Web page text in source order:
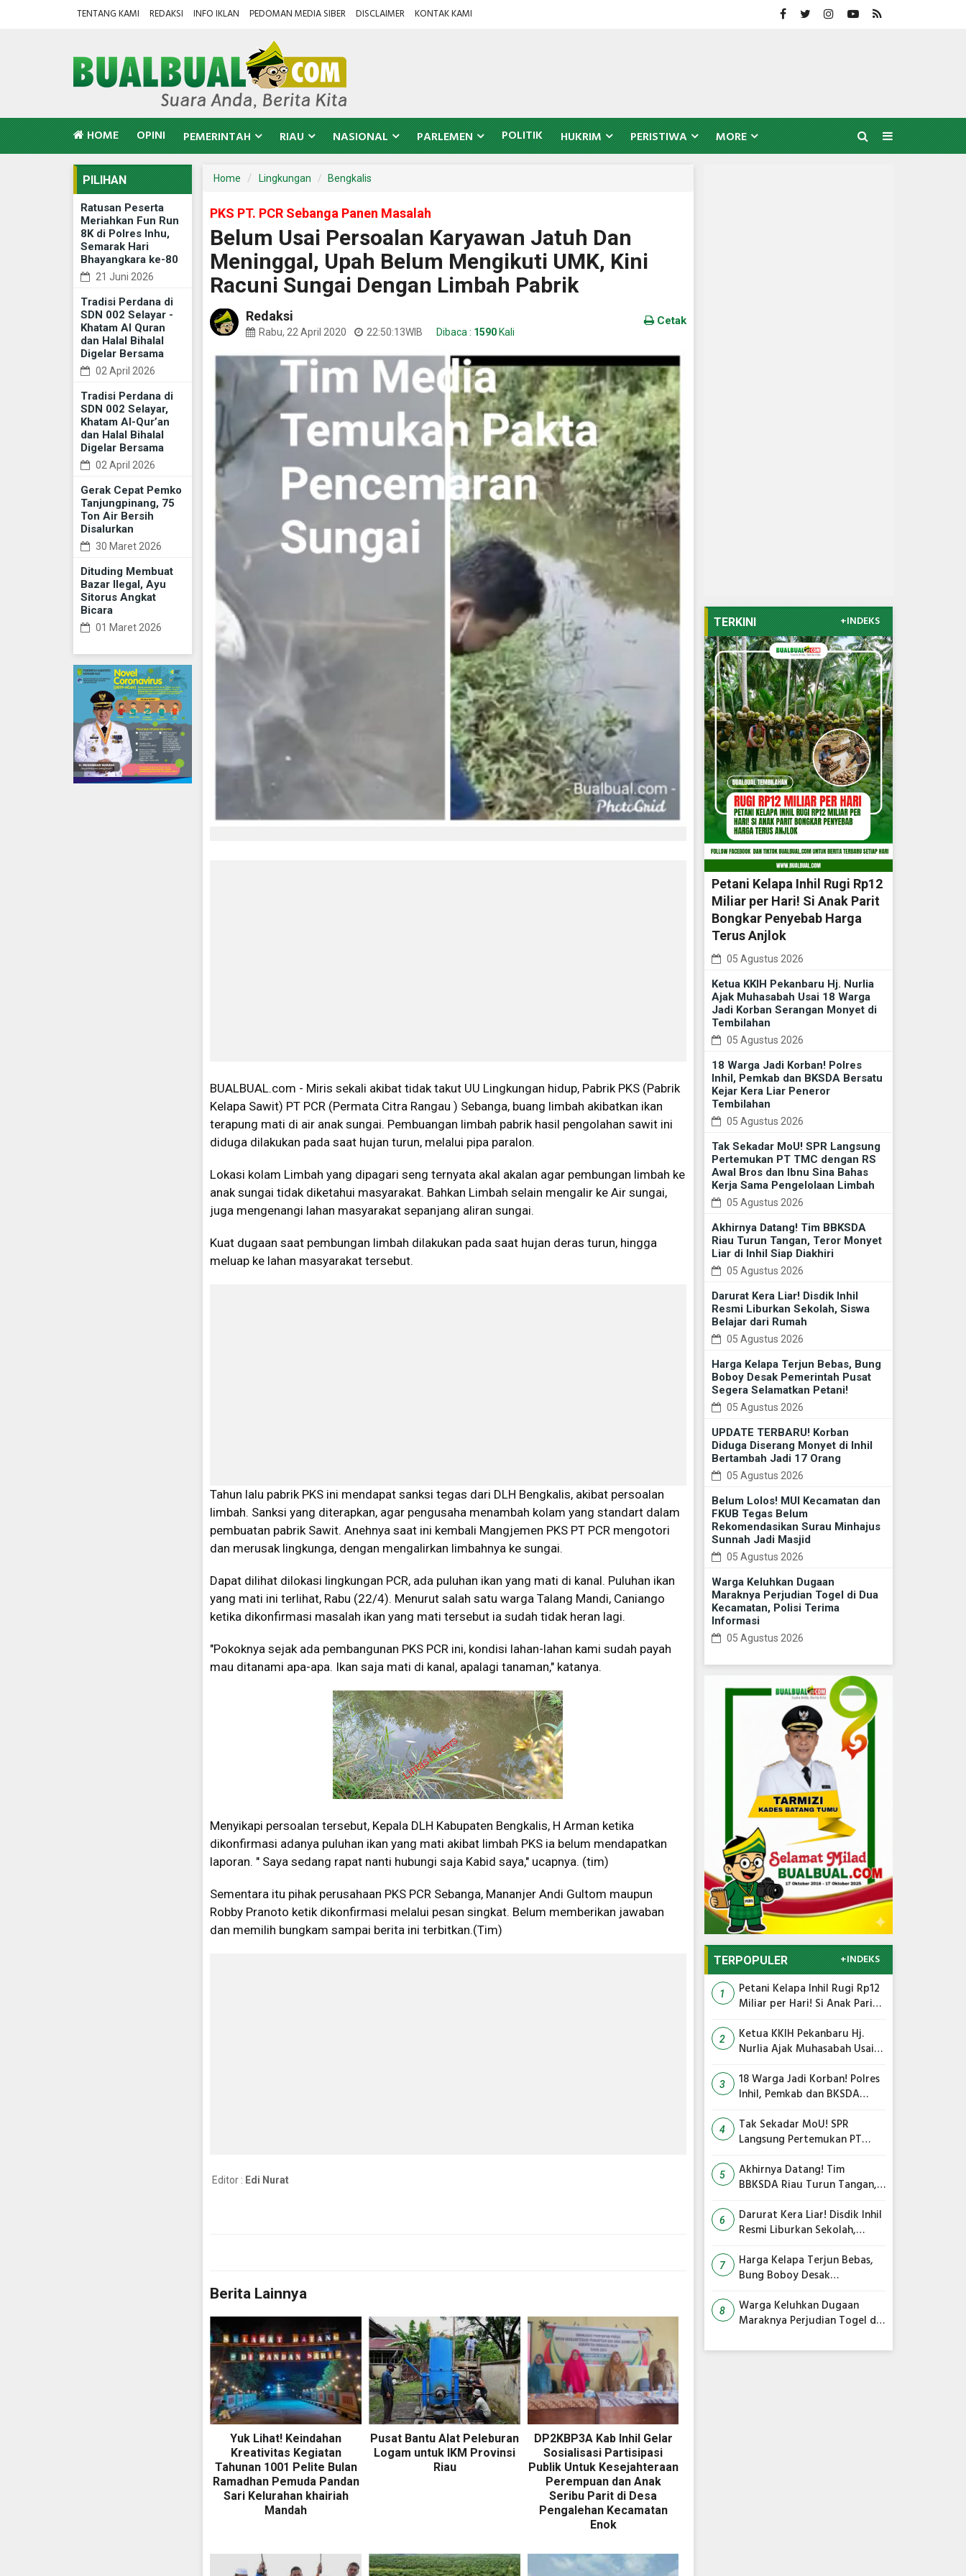
TENTANG KAMI REDAKSI INFO IKLAN PEDOMAN MEDIA SIBER DISCLAIMER KONTAK KAMI
HOME OPINI PEMERINTAH RIAU NASIONAL PARLEMEN POLITIK HUKRIM PERISTIWA MORE
PILIHAN
Ratusan Peserta
Meriahkan Fun Run
8K di Polres Inhu,
Semarak Hari
Bhayangkara ke-80
21 Juni 2026
Tradisi Perdana di
SDN 002 Selayar -
Khatam Al Quran
dan Halal Bihalal
Digelar Bersama
02 April 2026
Tradisi Perdana di
SDN 002 Selayar,
Khatam Al-Qur’an
dan Halal Bihalal
Digelar Bersama
02 April 2026
Gerak Cepat Pemko
Tanjungpinang, 75
Ton Air Bersih
Disalurkan
30 Maret 2026
Dituding Membuat
Bazar Ilegal, Ayu
Sitorus Angkat
Bicara
01 Maret 2026
Home Lingkungan Bengkalis
PKS PT. PCR Sebanga Panen Masalah
Belum Usai Persoalan Karyawan Jatuh Dan
Meninggal, Upah Belum Mengikuti UMK, Kini
Racuni Sungai Dengan Limbah Pabrik
Redaksi
Rabu, 22 April 2020 22:50:13WIB Dibaca : 1590 Kali
Cetak
BUALBUAL.com - Miris sekali akibat tidak takut UU Lingkungan hidup, Pabrik PKS (Pabrik
Kelapa Sawit) PT PCR (Permata Citra Rangau ) Sebanga, buang limbah akibatkan ikan
terapung mati di air anak sungai. Pembuangan limbah pabrik hasil pengolahan sawit ini
diduga dilakukan pada saat hujan turun, melalui pipa paralon.
Lokasi kolam Limbah yang dipagari seng ternyata akal akalan agar pembungan limbah ke
anak sungai tidak diketahui masyarakat. Bahkan Limbah selain mengalir ke Air sungai,
juga mengenangi lahan masyarakat sepanjang aliran sungai.
Kuat dugaan saat pembungan limbah dilakukan pada saat hujan deras turun, hingga
meluap ke lahan masyarakat tersebut.
Tahun lalu pabrik PKS ini mendapat sanksi tegas dari DLH Bengkalis, akibat persoalan
limbah. Sanksi yang diterapkan, agar pengusaha menambah kolam yang standart dalam
pembuatan pabrik Sawit. Anehnya saat ini kembali Mangjemen PKS PT PCR mengotori
dan merusak lingkunga, dengan mengalirkan limbahnya ke sungai.
Dapat dilihat dilokasi lingkungan PCR, ada puluhan ikan yang mati di kanal. Puluhan ikan
yang mati ini terlihat, Rabu (22/4). Menurut salah satu warga Talang Mandi, Caniango
ketika dikonfirmasi masalah ikan yang mati tersebut ia sudah tidak heran lagi.
"Pokoknya sejak ada pembangunan PKS PCR ini, kondisi lahan-lahan kami sudah payah
mau ditanami apa-apa. Ikan saja mati di kanal, apalagi tanaman," katanya.
Menyikapi persoalan tersebut, Kepala DLH Kabupaten Bengkalis, H Arman ketika
dikonfirmasi adanya puluhan ikan yang mati akibat limbah PKS ia belum mendapatkan
laporan. " Saya sedang rapat nanti hubungi saja Kabid saya," ucapnya. (tim)
Sementara itu pihak perusahaan PKS PCR Sebanga, Mananjer Andi Gultom maupun
Robby Pranoto ketik dikonfirmasi melalui pesan singkat. Belum memberikan jawaban
dan memilih bungkam sampai berita ini terbitkan.(Tim)
Editor : Edi Nurat
Berita Lainnya
Yuk Lihat! Keindahan
Kreativitas Kegiatan
Tahunan 1001 Pelite Bulan
Ramadhan Pemuda Pandan
Sari Kelurahan khairiah
Mandah
Pusat Bantu Alat Peleburan
Logam untuk IKM Provinsi
Riau
DP2KBP3A Kab Inhil Gelar
Sosialisasi Partisipasi
Publik Untuk Kesejahteraan
Perempuan dan Anak
Seribu Parit di Desa
Pengalehan Kecamatan
Enok
TERKINI +INDEKS
Petani Kelapa Inhil Rugi Rp12
Miliar per Hari! Si Anak Parit
Bongkar Penyebab Harga
Terus Anjlok
05 Agustus 2026
Ketua KKIH Pekanbaru Hj. Nurlia
Ajak Muhasabah Usai 18 Warga
Jadi Korban Serangan Monyet di
Tembilahan
05 Agustus 2026
18 Warga Jadi Korban! Polres
Inhil, Pemkab dan BKSDA Bersatu
Kejar Kera Liar Peneror
Tembilahan
05 Agustus 2026
Tak Sekadar MoU! SPR Langsung
Pertemukan PT TMC dengan RS
Awal Bros dan Ibnu Sina Bahas
Kerja Sama Pengelolaan Limbah
05 Agustus 2026
Akhirnya Datang! Tim BBKSDA
Riau Turun Tangan, Teror Monyet
Liar di Inhil Siap Diakhiri
05 Agustus 2026
Darurat Kera Liar! Disdik Inhil
Resmi Liburkan Sekolah, Siswa
Belajar dari Rumah
05 Agustus 2026
Harga Kelapa Terjun Bebas, Bung
Boboy Desak Pemerintah Pusat
Segera Selamatkan Petani!
05 Agustus 2026
UPDATE TERBARU! Korban
Diduga Diserang Monyet di Inhil
Bertambah Jadi 17 Orang
05 Agustus 2026
Belum Lolos! MUI Kecamatan dan
FKUB Tegas Belum
Rekomendasikan Surau Minhajus
Sunnah Jadi Masjid
05 Agustus 2026
Warga Keluhkan Dugaan
Maraknya Perjudian Togel di Dua
Kecamatan, Polisi Terima
Informasi
05 Agustus 2026
TERPOPULER +INDEKS
1
Petani Kelapa Inhil Rugi Rp12
Miliar per Hari! Si Anak Parit
Terus Anjlok
2
Ketua KKIH Pekanbaru Hj.
Nurlia Ajak Muhasabah Usai
Serangan Monyet di
Tembilahan
3
18 Warga Jadi Korban! Polres
Inhil, Pemkab dan BKSDA
Peneror Tembilahan
4
Tak Sekadar MoU! SPR
Langsung Pertemukan PT
dan Ibnu Sina Bahas Kerja
Sama Pengelolaan Limbah
5
Akhirnya Datang! Tim
BBKSDA Riau Turun Tangan,
Siap Diakhiri
6
Darurat Kera Liar! Disdik Inhil
Resmi Liburkan Sekolah,
7
Harga Kelapa Terjun Bebas,
Bung Boboy Desak
Selamatkan Petani!
8
Warga Keluhkan Dugaan
Maraknya Perjudian Togel di
Informasi